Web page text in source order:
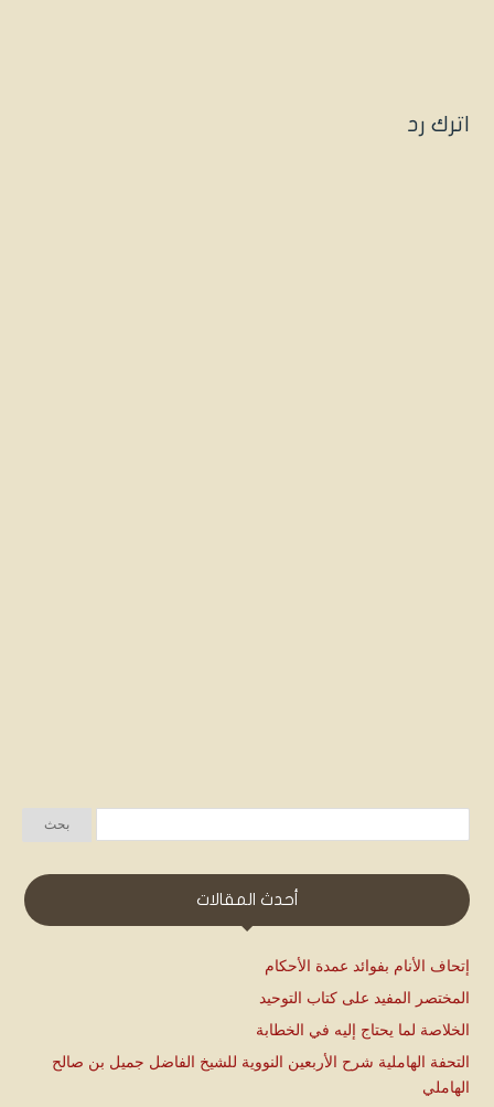
اترك رد
أحدث المقالات
إتحاف الأنام بفوائد عمدة الأحكام
المختصر المفيد على كتاب التوحيد
الخلاصة لما يحتاج إليه في الخطابة
التحفة الهاملية شرح الأربعين النووية للشيخ الفاضل جميل بن صالح
الهاملي